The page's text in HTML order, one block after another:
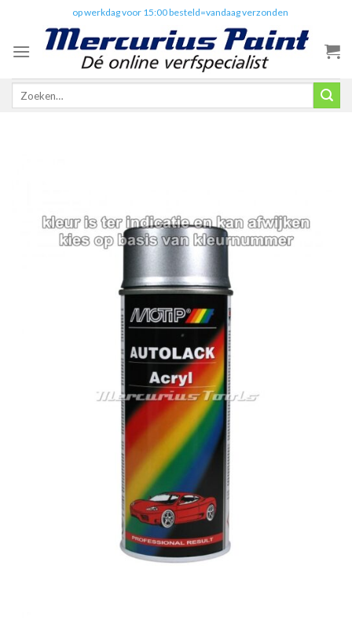
content
op werkdag voor 15:00 besteld=vandaag verzonden
Zoeken